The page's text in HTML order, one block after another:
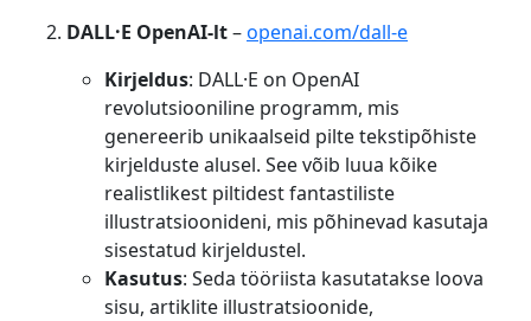
DALL·E OpenAI-lt–openai.com/dall-e
Kirjeldus: DALL·E on OpenAI
revolutsiooniline programm, mis
genereerib unikaalseid pilte tekstipõhiste
kirjelduste alusel. See võib luua kõike
realistlikest piltidest fantastiliste
illustratsioonideni, mis põhinevad kasutaja
sisestatud kirjeldustel.
Kasutus: Seda tööriista kasutatakse loova
sisu, artiklite illustratsioonide,